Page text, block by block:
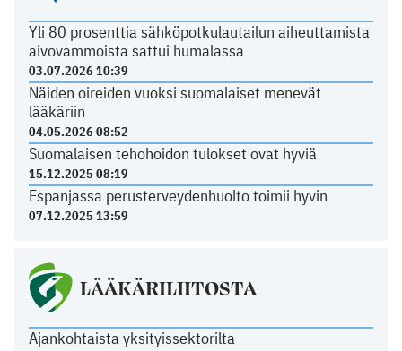
Yli 80 prosenttia sähköpotkulautailun aiheuttamista
aivovammoista sattui humalassa
03.07.2026 10:39
Näiden oireiden vuoksi suomalaiset menevät
lääkäriin
04.05.2026 08:52
Suomalaisen tehohoidon tulokset ovat hyviä
15.12.2025 08:19
Espanjassa perusterveydenhuolto toimii hyvin
07.12.2025 13:59
LÄÄKÄRILIITOSTA
Ajankohtaista yksityissektorilta